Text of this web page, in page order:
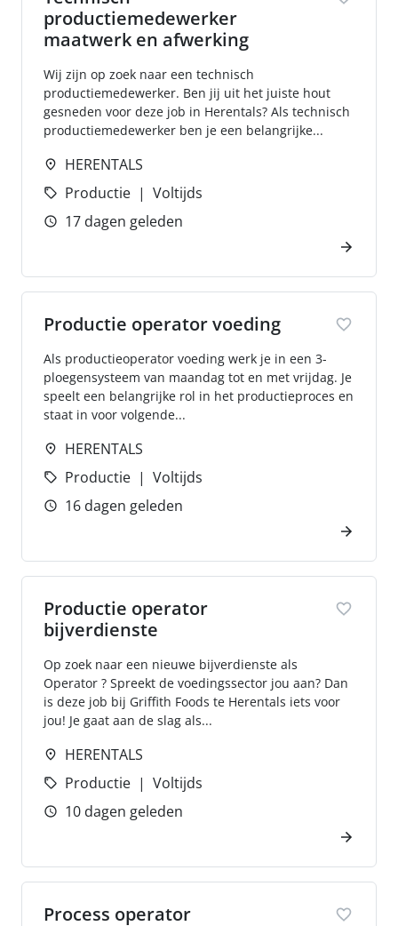
productiemedewerker
maatwerk en afwerking
Wij zijn op zoek naar een technisch
productiemedewerker. Ben jij uit het juiste hout
gesneden voor deze job in Herentals? Als technisch
productiemedewerker ben je een belangrijke...
HERENTALS
Productie
Voltijds
17 dagen geleden
Productie operator voeding
Als productieoperator voeding werk je in een 3-
ploegensysteem van maandag tot en met vrijdag. Je
speelt een belangrijke rol in het productieproces en
staat in voor volgende...
HERENTALS
Productie
Voltijds
16 dagen geleden
Productie operator
bijverdienste
Op zoek naar een nieuwe bijverdienste als
Operator ? Spreekt de voedingssector jou aan? Dan
is deze job bij Griffith Foods te Herentals iets voor
jou! Je gaat aan de slag als...
HERENTALS
Productie
Voltijds
10 dagen geleden
Process operator